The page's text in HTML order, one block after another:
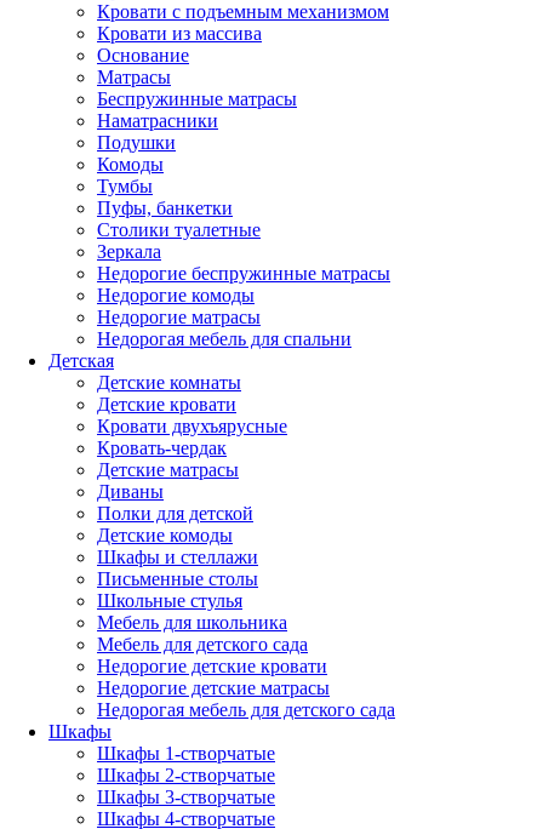
Кровати с подъемным механизмом
Кровати из массива
Основание
Матрасы
Беспружинные матрасы
Наматрасники
Подушки
Комоды
Тумбы
Пуфы, банкетки
Столики туалетные
Зеркала
Недорогие беспружинные матрасы
Недорогие комоды
Недорогие матрасы
Недорогая мебель для спальни
Детская
Детские комнаты
Детские кровати
Кровати двухъярусные
Кровать-чердак
Детские матрасы
Диваны
Полки для детской
Детские комоды
Шкафы и стеллажи
Письменные столы
Школьные стулья
Мебель для школьника
Мебель для детского сада
Недорогие детские кровати
Недорогие детские матрасы
Недорогая мебель для детского сада
Шкафы
Шкафы 1-створчатые
Шкафы 2-створчатые
Шкафы 3-створчатые
Шкафы 4-створчатые